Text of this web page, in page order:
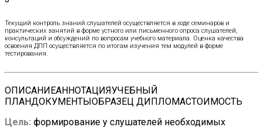
Текущий контроль знаний слушателей осуществляется в ходе семинаров и
практических занятий в форме устного или письменного опроса слушателей,
консультаций и обсуждений по вопросам учебного материала. Оценка качества
освоения ДПП осуществляется по итогам изучения тем модулей в форме
тестирования.
ОПИСАНИЕАННОТАЦИЯУЧЕБНЫЙ
ПЛАНДОКУМЕНТЫОБРАЗЕЦ ДИПЛОМАСТОИМОСТЬ
Цель: формирование у слушателей необходимых